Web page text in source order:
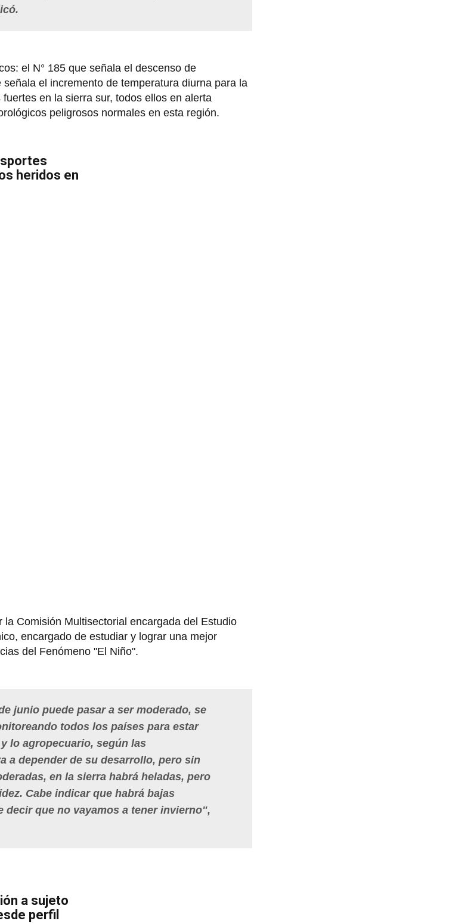
el N° 185 que señala el descenso de
el incremento de temperatura diurna para la
en la sierra sur, todos ellos en alerta
peligrosos normales en esta región.
heridos en
Comisión Multisectorial encargada del Estudio
encargado de estudiar y lograr una mejor
del Fenómeno "El Niño".
junio puede pasar a ser moderado, se
todos los países para estar
lo agropecuario, según las
a depender de su desarrollo, pero sin
en la sierra habrá heladas, pero
Cabe indicar que habrá bajas
decir que no vayamos a tener invierno",
a sujeto
perfil